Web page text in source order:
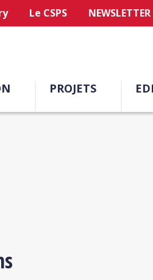
Le CSPS NEWSLETTER
PROJETS